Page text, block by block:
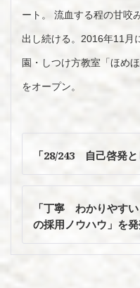
ート。 流血する程の甘咬
出し続ける。2016年11月
園・しつけ方教室「ほめ
をオープン。
投
ナ
ビ
ー
「28/243 自己啓発
「丁寧 わかりやす
の採用ノウハウ」を